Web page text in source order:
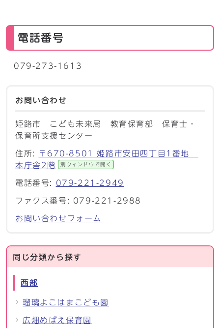
電話番号
079-273-1613
お問い合わせ
姫路市 こども未来局 教育保育部 保育士・
保育所支援センター
住所:
〒670-8501 姫路市安田四丁目1番地
本庁舎2階
別ウィンドウで開く
電話番号: 079-221-2949
ファクス番号: 079-221-2988
お問い合わせフォーム
同じ分類から探す
西部
瑠璃よこはまこども園
広畑めばえ保育園